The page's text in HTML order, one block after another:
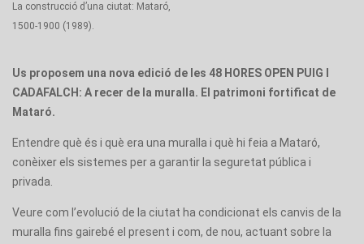
La construcció d’una ciutat: Mataró,
1500-1900 (1989).
Us proposem una nova edició de les 48 HORES OPEN PUIG I
CADAFALCH: A recer de la muralla. El patrimoni fortificat de
Mataró.
Entendre què és i què era una muralla i què hi feia a Mataró,
conèixer els sistemes per a garantir la seguretat pública i
privada.
Veure com l’evolució de la ciutat ha condicionat els canvis de la
muralla fins gairebé el present i com, de nou, actuant sobre la